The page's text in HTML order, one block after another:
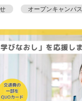
オープンキャンパス